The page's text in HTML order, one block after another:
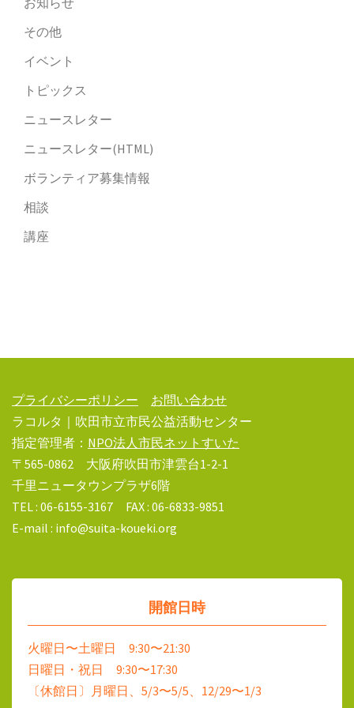
その他
イベント
トピックス
ニュースレター
ニュースレター(HTML)
ボランティア募集情報
相談
講座
プライバシーポリシー
お問い合わせ
ラコルタ｜吹田市立市民公益活動センター
指定管理者： NPO法人市民ネットすいた
〒565-0862 大阪府吹田市津雲台1-2-1
千里ニュータウンプラザ6階
TEL : 06-6155-3167 FAX : 06-6833-9851
E-mail : info@suita-koueki.org
開館日時
火曜日〜土曜日 9:30〜21:30
日曜日・祝日 9:30〜17:30
〔休館日〕月曜日、5/3〜5/5、12/29〜1/3